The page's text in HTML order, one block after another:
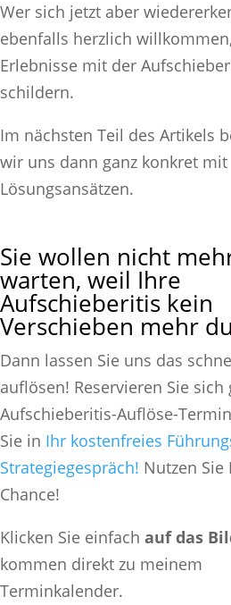
Wer sich jetzt aber
ebenfalls herzlich
Erlebnisse mit der
schildern.
Im nächsten Teil des Artikels
wir uns dann ganz konkret mit
Lösungsansätzen.
Sie wollen nicht
warten, weil Ihre
Aufschieberitis kein
Verschieben mehr
Dann lassen Sie uns das
auflösen! Reservieren Sie sich
Aufschieberitis-Auflöse-
Sie in Ihr kostenfreies
Strategiegespräch! Nutzen Sie
Chance!
Klicken Sie einfach auf das
kommen direkt zu meinem
Terminkalender.